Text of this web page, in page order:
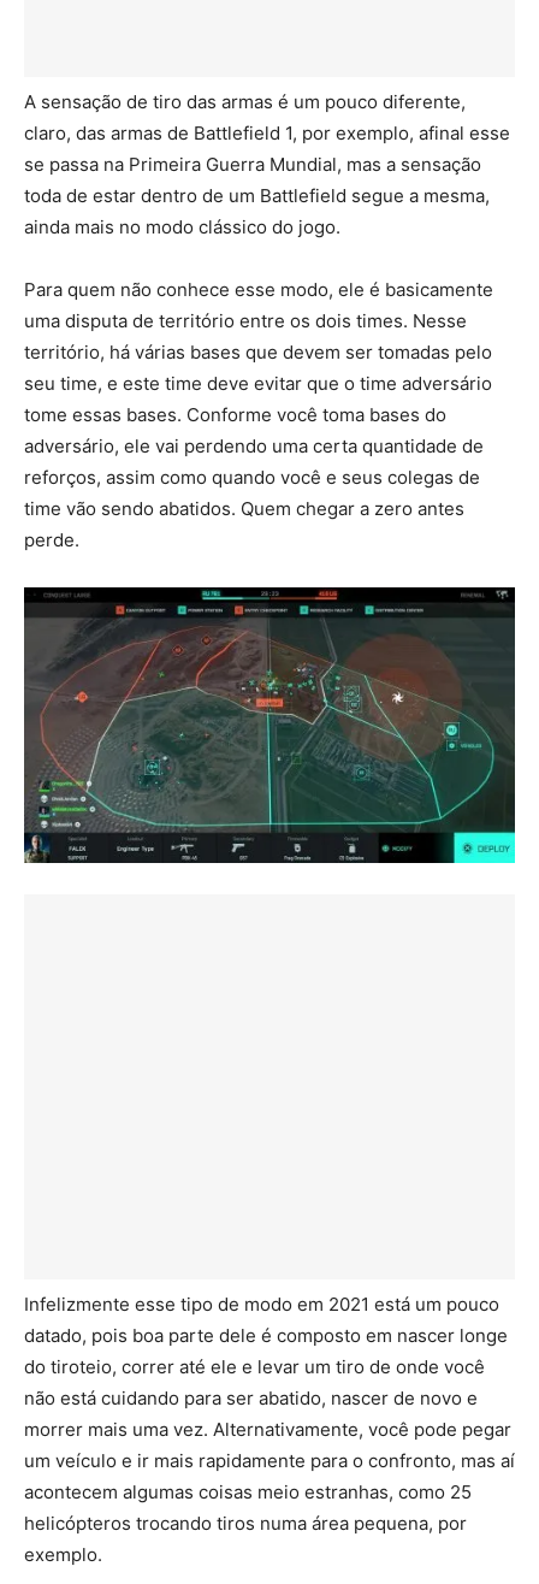
A sensação de tiro das armas é um pouco diferente,
claro, das armas de Battlefield 1, por exemplo, afinal esse
se passa na Primeira Guerra Mundial, mas a sensação
toda de estar dentro de um Battlefield segue a mesma,
ainda mais no modo clássico do jogo.
Para quem não conhece esse modo, ele é basicamente
uma disputa de território entre os dois times. Nesse
território, há várias bases que devem ser tomadas pelo
seu time, e este time deve evitar que o time adversário
tome essas bases. Conforme você toma bases do
adversário, ele vai perdendo uma certa quantidade de
reforços, assim como quando você e seus colegas de
time vão sendo abatidos. Quem chegar a zero antes
perde.
Infelizmente esse tipo de modo em 2021 está um pouco
datado, pois boa parte dele é composto em nascer longe
do tiroteio, correr até ele e levar um tiro de onde você
não está cuidando para ser abatido, nascer de novo e
morrer mais uma vez. Alternativamente, você pode pegar
um veículo e ir mais rapidamente para o confronto, mas aí
acontecem algumas coisas meio estranhas, como 25
helicópteros trocando tiros numa área pequena, por
exemplo.